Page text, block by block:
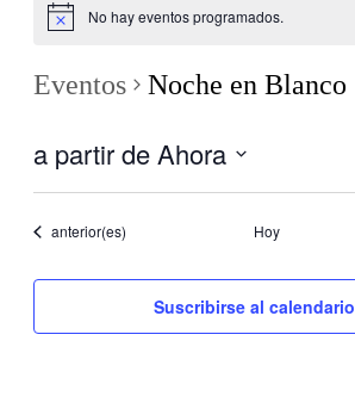
No hay eventos programados.
Eventos Noche en Blanco
a partir de Ahora
Eventos
anterior(es) Hoy
Suscribirse al calendario